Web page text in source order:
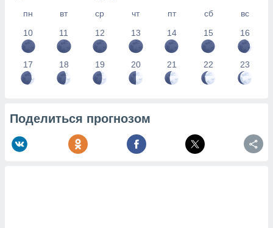
пн вт ср чт пт сб
вс
10
11 12 13 14 15 16
17 18 19 20 21 22 23
Поделиться прогнозом